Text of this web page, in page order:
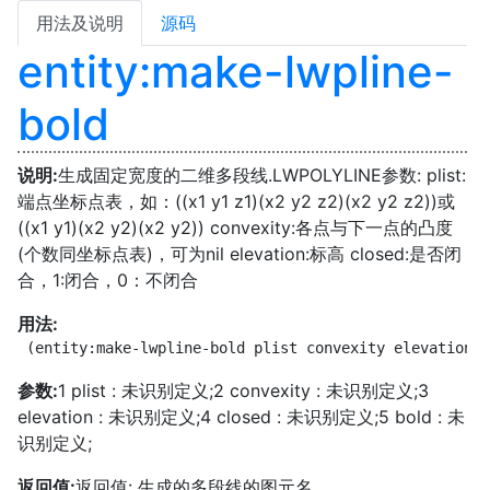
用法及说明 源码
entity:make-lwpline-
bold
说明:生成固定宽度的二维多段线.LWPOLYLINE参数: plist:
端点坐标点表，如：((x1 y1 z1)(x2 y2 z2)(x2 y2 z2))或
((x1 y1)(x2 y2)(x2 y2)) convexity:各点与下一点的凸度
(个数同坐标点表)，可为nil elevation:标高 closed:是否闭
合，1:闭合，0：不闭合
用法:
(entity:make-lwpline-bold plist convexity elevation
参数:1 plist : 未识别定义;2 convexity : 未识别定义;3
elevation : 未识别定义;4 closed : 未识别定义;5 bold : 未
识别定义;